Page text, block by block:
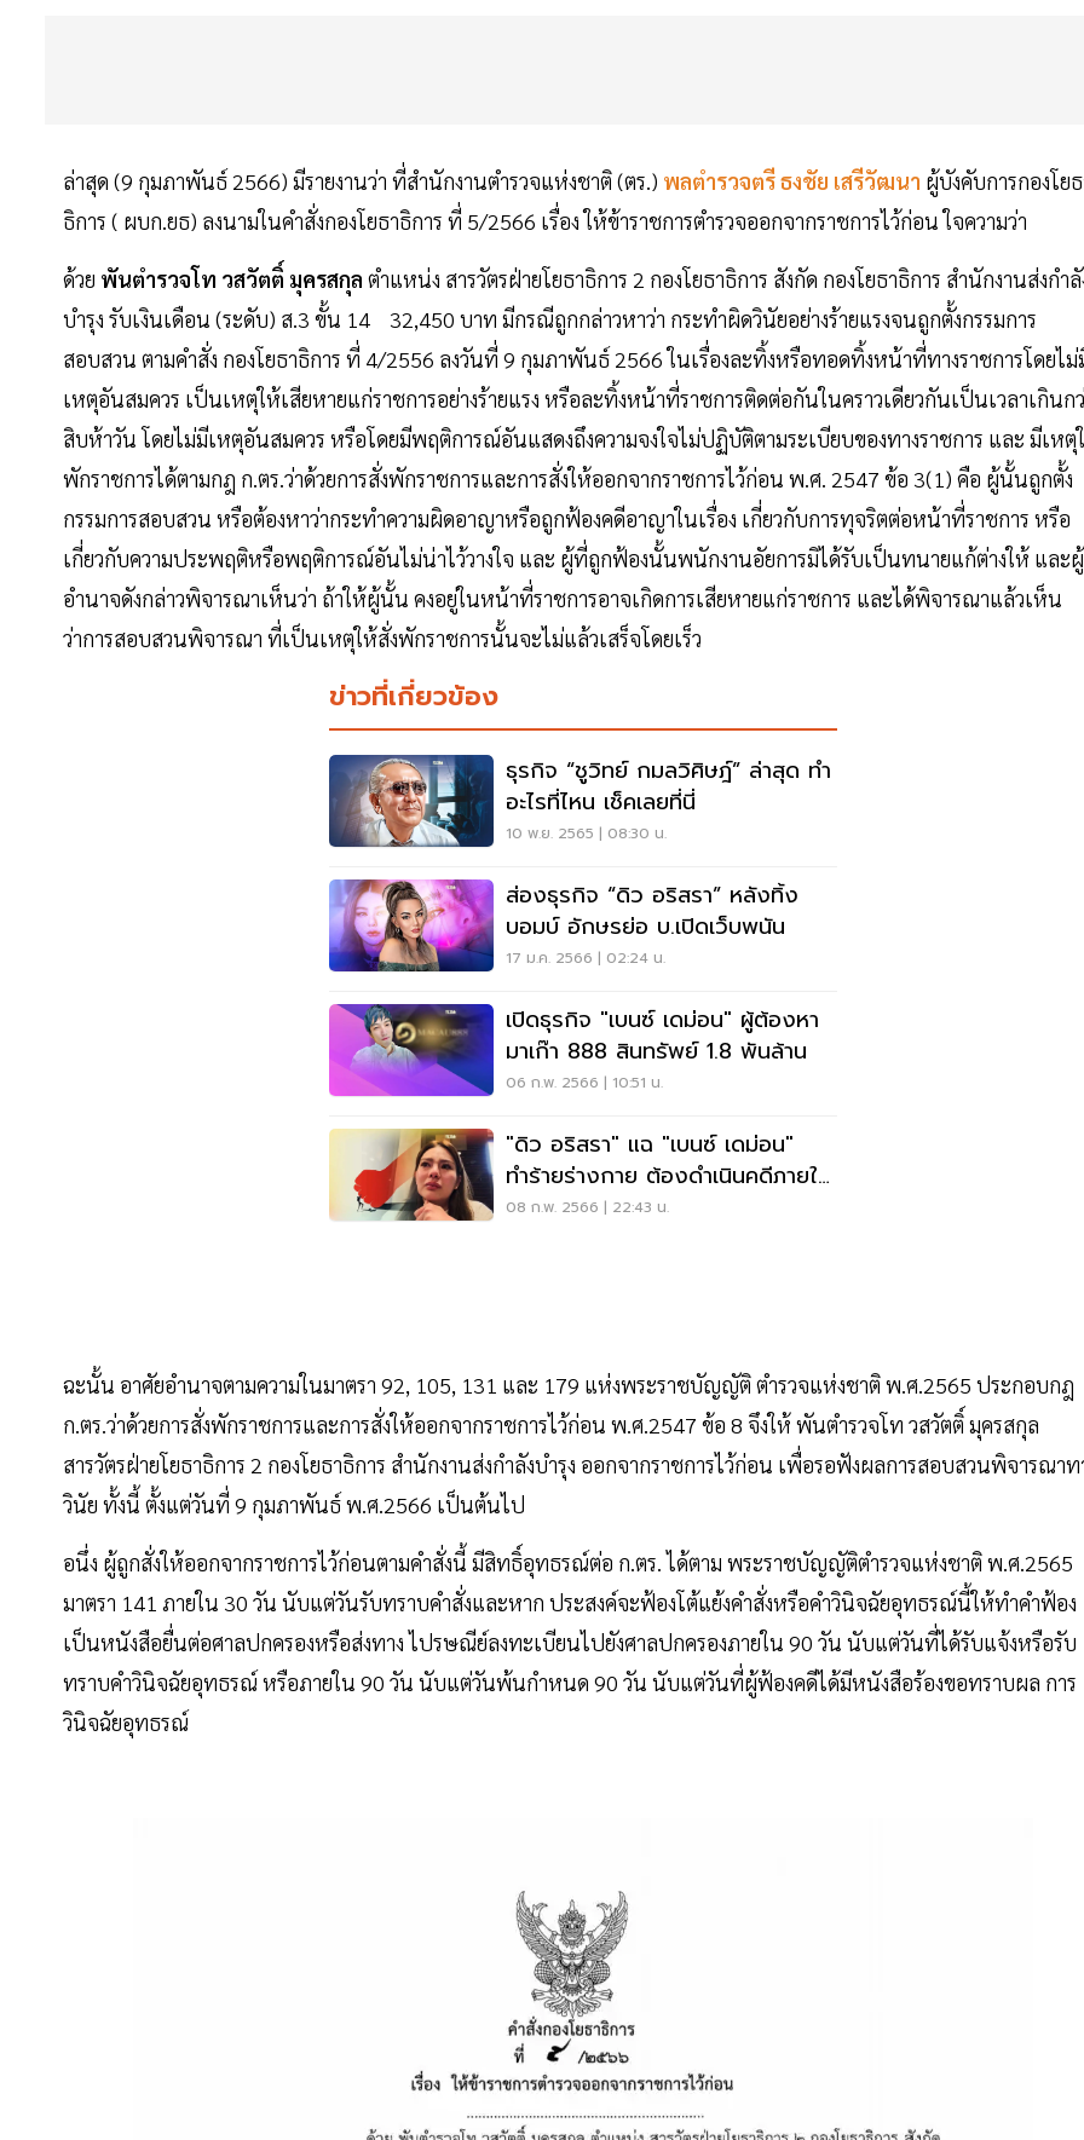
ล่าสุด (9 กุมภาพันธ์ 2566) มีรายงานว่า ที่สำนักงานตำรวจแห่งชาติ (ตร.) พลตำรวจตรี ธงชัย เสรีวัฒนา ผู้บังคับการกองโย
ธิการ ( ผบก.ยธ) ลงนามในคำสั่งกองโยธาธิการ ที่ 5/2566 เรื่อง ให้ข้าราชการตำรวจออกจากราชการไว้ก่อน ใจความว่า
ด้วย พันตำรวจโท วสวัตติ์ มุครสกุล ตำแหน่ง สารวัตรฝ่ายโยธาธิการ 2 กองโยธาธิการ สังกัด กองโยธาธิการ สำนักงานส่งกำลั
บำรุง รับเงินเดือน (ระดับ) ส.3 ขั้น 14 32,450 บาท มีกรณีถูกกล่าวหาว่า กระทำผิดวินัยอย่างร้ายแรงจนถูกตั้งกรรมการ
สอบสวน ตามคำสั่ง กองโยธาธิการ ที่ 4/2556 ลงวันที่ 9 กุมภาพันธ์ 2566 ในเรื่องละทิ้งหรือทอดทิ้งหน้าที่ทางราชการโดยไม่
เหตุอันสมควร เป็นเหตุให้เสียหายแก่ราชการอย่างร้ายแรง หรือละทิ้งหน้าที่ราชการติดต่อกันในคราวเดียวกันเป็นเวลาเกินก
สิบห้าวัน โดยไม่มีเหตุอันสมควร หรือโดยมีพฤติการณ์อันแสดงถึงความจงใจไม่ปฏิบัติตามระเบียบของทางราชการ และ มีเหตุ
พักราชการได้ตามกฎ ก.ตร.ว่าด้วยการสั่งพักราชการและการสั่งให้ออกจากราชการไว้ก่อน พ.ศ. 2547 ข้อ 3(1) คือ ผู้นั้นถูกตั้ง
กรรมการสอบสวน หรือต้องหาว่ากระทำความผิดอาญาหรือถูกฟ้องคดีอาญาในเรื่อง เกี่ยวกับการทุจริตต่อหน้าที่ราชการ หรือ
เกี่ยวกับความประพฤติหรือพฤติการณ์อันไม่น่าไว้วางใจ และ ผู้ที่ถูกฟ้องนั้นพนักงานอัยการมิได้รับเป็นทนายแก้ต่างให้ และ
อำนาจดังกล่าวพิจารณาเห็นว่า ถ้าให้ผู้นั้น คงอยู่ในหน้าที่ราชการอาจเกิดการเสียหายแก่ราชการ และได้พิจารณาแล้วเห็น
ว่าการสอบสวนพิจารณา ที่เป็นเหตุให้สั่งพักราชการนั้นจะไม่แล้วเสร็จโดยเร็ว
ข่าวที่เกี่ยวข้อง
ธุรกิจ “ชูวิทย์ กมลวิศิษฎ์” ล่าสุด ทำ
อะไรที่ไหน เช็คเลยที่นี่
10 พ.ย. 2565 | 08:30 น.
ส่องธุรกิจ “ดิว อริสรา” หลังทิ้ง
บอมบ์ อักษรย่อ บ.เปิดเว็บพนัน
17 ม.ค. 2566 | 02:24 น.
เปิดธุรกิจ "เบนซ์ เดม่อน" ผู้ต้องหา
มาเก๊า 888 สินทรัพย์ 1.8 พันล้าน
06 ก.พ. 2566 | 10:51 น.
"ดิว อริสรา" แฉ "เบนซ์ เดม่อน"
ทำร้ายร่างกาย ต้องดำเนินคดีภายใน
กี่ปี
08 ก.พ. 2566 | 22:43 น.
ฉะนั้น อาศัยอำนาจตามความในมาตรา 92, 105, 131 และ 179 แห่งพระราชบัญญัติ ตำรวจแห่งชาติ พ.ศ.2565 ประกอบกฎ
ก.ตร.ว่าด้วยการสั่งพักราชการและการสั่งให้ออกจากราชการไว้ก่อน พ.ศ.2547 ข้อ 8 จึงให้ พันตำรวจโท วสวัตติ์ มุครสกุล
สารวัตรฝ่ายโยธาธิการ 2 กองโยธาธิการ สำนักงานส่งกำลังบำรุง ออกจากราชการไว้ก่อน เพื่อรอฟังผลการสอบสวนพิจารณาท
วินัย ทั้งนี้ ตั้งแต่วันที่ 9 กุมภาพันธ์ พ.ศ.2566 เป็นต้นไป
อนึ่ง ผู้ถูกสั่งให้ออกจากราชการไว้ก่อนตามคำสั่งนี้ มีสิทธิ์อุทธรณ์ต่อ ก.ตร. ได้ตาม พระราชบัญญัติตำรวจแห่งชาติ พ.ศ.2565
มาตรา 141 ภายใน 30 วัน นับแต่วันรับทราบคำสั่งและหาก ประสงค์จะฟ้องโต้แย้งคำสั่งหรือคำวินิจฉัยอุทธรณ์นี้ให้ทำคำฟ้อง
เป็นหนังสือยื่นต่อศาลปกครองหรือส่งทาง ไปรษณีย์ลงทะเบียนไปยังศาลปกครองภายใน 90 วัน นับแต่วันที่ได้รับแจ้งหรือรับ
ทราบคำวินิจฉัยอุทธรณ์ หรือภายใน 90 วัน นับแต่วันพ้นกำหนด 90 วัน นับแต่วันที่ผู้ฟ้องคดีได้มีหนังสือร้องขอทราบผล การ
วินิจฉัยอุทธรณ์